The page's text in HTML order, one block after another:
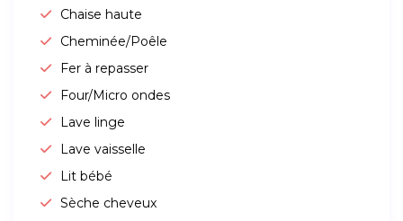
Chaise haute
Cheminée/Poêle
Fer à repasser
Four/Micro ondes
Lave linge
Lave vaisselle
Lit bébé
Sèche cheveux